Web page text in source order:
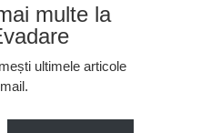
multe la
ultimele articole